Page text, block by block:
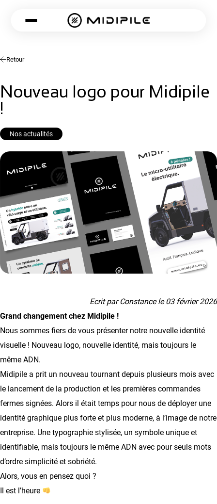
Retour
Nouveau logo pour Midipile
!
Nos actualités
Ecrit par Constance le 03 février 2026
Grand changement chez Midipile !
Nous sommes fiers de vous présenter notre nouvelle identité
visuelle ! Nouveau logo, nouvelle identité, mais toujours le
même ADN.
Midipile a prit un nouveau tournant depuis plusieurs mois avec
le lancement de la production et les premières commandes
fermes signées. Alors il était temps pour nous de déployer une
identité graphique plus forte et plus moderne, à l’image de notre
entreprise. Une typographie stylisée, un symbole unique et
identifiable, mais toujours le même ADN avec pour seuls mots
d’ordre simplicité et sobriété.
Alors, vous en pensez quoi ?
Il est l’heure